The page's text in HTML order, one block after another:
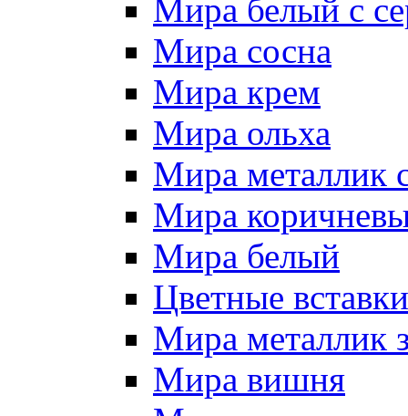
Мира белый c
Мира сосна
Мира крем
Мира ольха
Мира металлик
Мира
Мира белый
Цветные вставки
Мира металлик
Мира вишня